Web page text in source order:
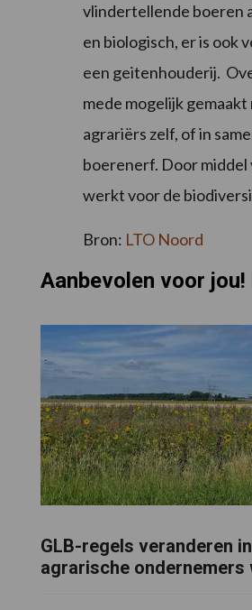
vlindertellende boeren
en biologisch, er is ook
een geitenhouderij.
mede mogelijk
agrariërs zelf, of in
boerenerf. Door
werkt voor de
Bron: LTO Noord
Aanbevolen voor
GLB-regels veranderen
agrarische ondernemers